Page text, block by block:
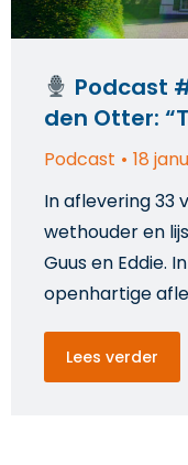
Podcast
den Otter:
Podcast
18
In aflevering 33
wethouder en
Guus en Eddie.
openhartige
Lees verder